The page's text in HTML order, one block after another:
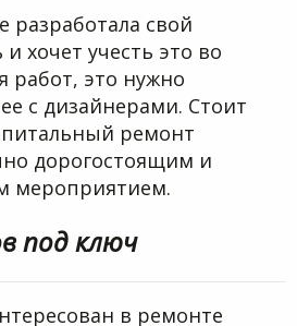
разработала свой
хочет учесть это во
работ, это нужно
с дизайнерами. Стоит
ремонт
дорогостоящим и
мероприятием.
под ключ
в ремонте